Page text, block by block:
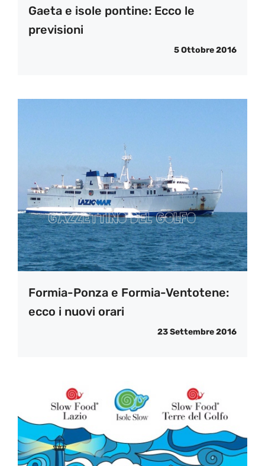
Gaeta e isole pontine: Ecco le
previsioni
5 Ottobre 2016
Formia-Ponza e Formia-Ventotene:
ecco i nuovi orari
23 Settembre 2016